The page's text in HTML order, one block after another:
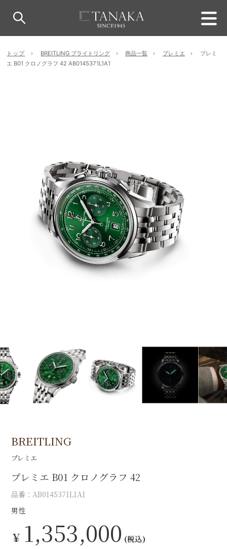
トップ BREITLING ブライトリング 商品一覧 プレミエ
プレミ
エ B01 クロノグラフ 42 AB0145371L1A1
BREITLING
プレミエ
プレミエ B01 クロノグラフ 42
品番：AB0145371L1A1
男性
￥ 1,353,000 (税込)